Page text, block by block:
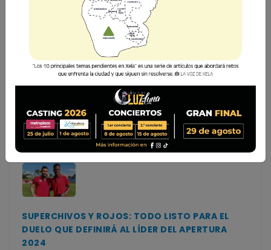
La Copa La Voz de Xela Sports sigue esta semana con su
segunda y tercera fecha en el torneo de Futbol 7,
organizado por el medio digital La Voz de Xela. Entre el
martes 12 y el jueves 14 de noviembre, doce equipos
divididos en dos grupos se enfrenta
La Copa La Voz de Xela Sports sigue esta semana con
su segunda y tercera fecha en el torneo de Futbol 7,
organizado por el medio digital La Voz de Xela. Entre
el martes 12 y el jueves 14 de noviembre, doce
equipos divididos en dos grupos se enfrenta...
SUPERCHIVOS Y ROJOS: TODO LISTO PARA EL
DUELO QUE DEFINIRÁ AL LÍDER DEL APERTURA
2024